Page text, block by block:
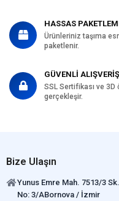
HASSAS
Ürünleriniz taşıma
paketlenir.
GÜVENLİ ALIŞVERİŞ
SSL Sertifikası ve
gerçekleşir.
Bize Ulaşın
Yunus Emre Mah. 7513/3 Sk.
No: 3/ABornova / İzmir